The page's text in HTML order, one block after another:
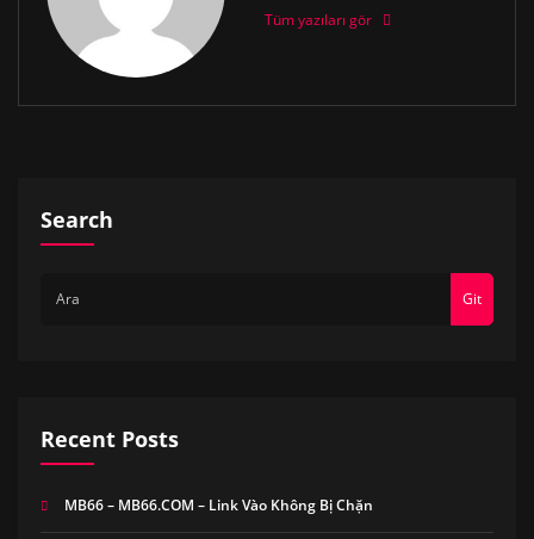
Tüm yazıları gör
Search
Git
Recent Posts
MB66 – MB66.COM – Link Vào Không Bị Chặn